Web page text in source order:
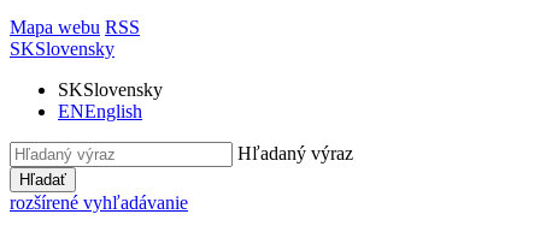
Mapa webu RSS
SKSlovensky
SKSlovensky
ENEnglish
Hľadaný výraz
Hľadať
rozšírené vyhľadávanie